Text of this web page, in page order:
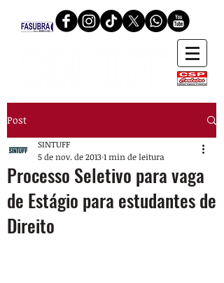
Post
Processo Seletivo para vaga
de Estágio para estudantes de
Direito
SINTUFF
5 de nov. de 20131 min de leitura